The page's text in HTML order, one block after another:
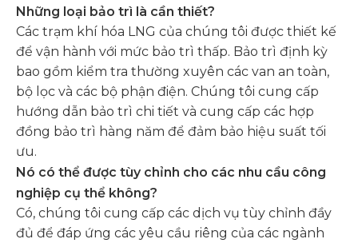
Những loại bảo trì là cần thiết?
Các trạm khí hóa LNG của chúng tôi được thiết kế
để vận hành với mức bảo trì thấp. Bảo trì định kỳ
bao gồm kiểm tra thường xuyên các van an toàn,
bộ lọc và các bộ phận điện. Chúng tôi cung cấp
hướng dẫn bảo trì chi tiết và cung cấp các hợp
đồng bảo trì hàng năm để đảm bảo hiệu suất tối
ưu.
Nó có thể được tùy chỉnh cho các nhu cầu công
nghiệp cụ thể không?
Có, chúng tôi cung cấp các dịch vụ tùy chỉnh đầy
đủ để đáp ứng các yêu cầu riêng của các ngành